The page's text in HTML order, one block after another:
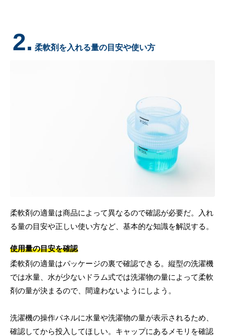
2. 柔軟剤を入れる量の目安や使い方
柔軟剤の適量は商品によって異なるので確認が必要だ。入れ
る量の目安や正しい使い方など、基本的な知識を解説する。
使用量の目安を確認
柔軟剤の適量はパッケージの裏で確認できる。縦型の洗濯機
では水量、水が少ないドラム式では洗濯物の量によって柔軟
剤の量が決まるので、間違わないようにしよう。
洗濯機の操作パネルに水量や洗濯物の量が表示されるため、
確認してから投入してほしい。キャップにあるメモリを確認